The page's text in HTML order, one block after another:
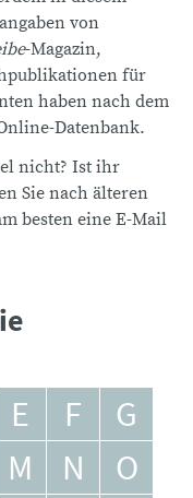
von
-Magazin,
für
haben nach dem
Datenbank.
nicht? Ist ihr
Sie nach älteren
besten eine E-Mail
E F
G
M N
O